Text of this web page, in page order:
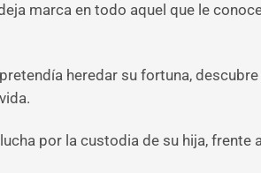
marca en todo aquel que le
heredar su fortuna,
por la custodia de su hija, frente